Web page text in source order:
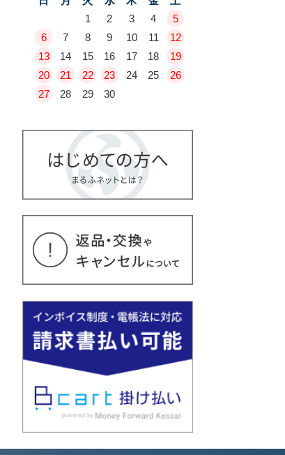
1
2 3 4
5
6
7 8 9 10 11
12
13
14 15 16 17 18
19
20
21 22 23 24 25
26
27
28 29 30